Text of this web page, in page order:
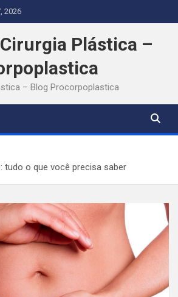
2026
Plástica –
– Blog Procorpoplastica
tudo o que você precisa saber